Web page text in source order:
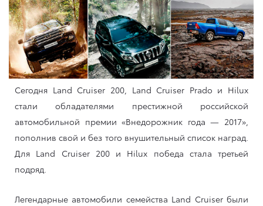
Сегодня Land Cruiser 200, Land Cruiser Prado и Hilux
стали обладателями престижной российской
автомобильной премии «Внедорожник года — 2017»,
пополнив свой и без того внушительный список наград.
Для Land Cruiser 200 и Hilux победа стала третьей
подряд.
Легендарные автомобили семейства Land Cruiser были